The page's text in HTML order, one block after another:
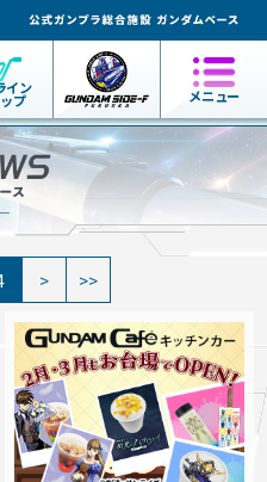
イン
プ メニュー